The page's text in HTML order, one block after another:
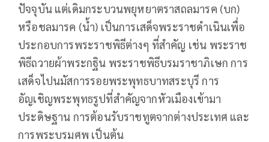
ปัจจุบัน แต่เดิมกระบวนพยุหยาตราสถลมารค (บก)
หรือชลมารค (น้ำ) เป็นการเสด็จพระราชดำเนินเพื่อ
ประกอบการพระราชพิธีต่างๆ ที่สำคัญ เช่น พระราช
พิธีถวายผ้าพระกฐิน พระราชพิธีบรมราชาภิเษก การ
เสด็จไปนมัสการรอยพระพุทธบาทสระบุรี การ
อัญเชิญพระพุทธรูปที่สำคัญจากหัวเมืองเข้ามา
ประดิษฐาน การต้อนรับราชทูตจากต่างประเทศ และ
การพระบรมศพ เป็นต้น